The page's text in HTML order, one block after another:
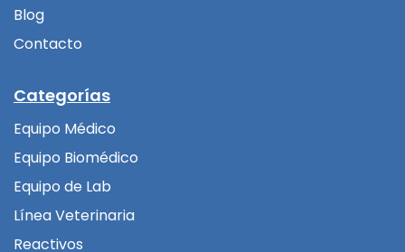
Blog
Contacto
Categorías
Equipo Médico
Equipo Biomédico
Equipo de Lab
Línea Veterinaria
Reactivos